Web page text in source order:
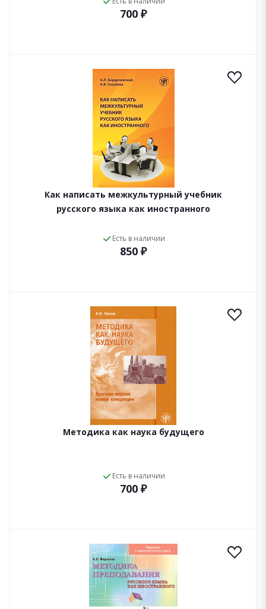
700 ₽
Как написать межкультурный учебник
русского языка как иностранного
Есть в наличии
850 ₽
Методика как наука будущего
Есть в наличии
700 ₽